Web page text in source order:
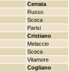
Cerrata
Russo
Scoca
Parisi
Cristiano
Melaccio
Scoca
Vitamore
Cogliano